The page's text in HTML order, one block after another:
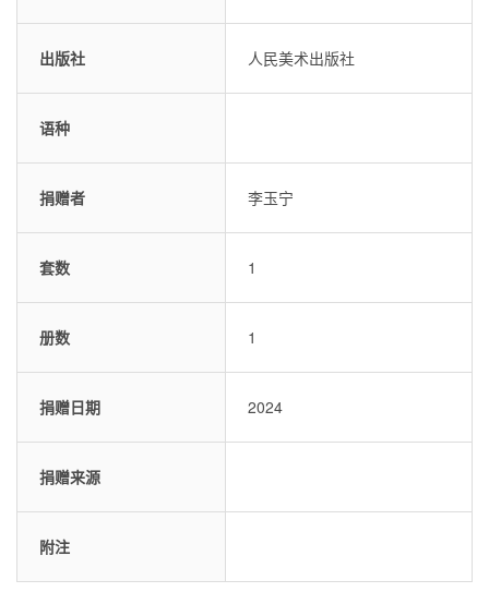
出版社 人民美术出版社
语种
捐赠者 李玉宁
套数 1
册数 1
捐赠日期 2024
捐赠来源
附注